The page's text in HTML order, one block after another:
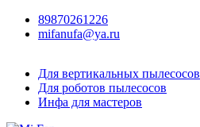
89870261226
mifanufa@ya.ru
Для вертикальных пылесосов
Для роботов пылесосов
Инфа для мастеров